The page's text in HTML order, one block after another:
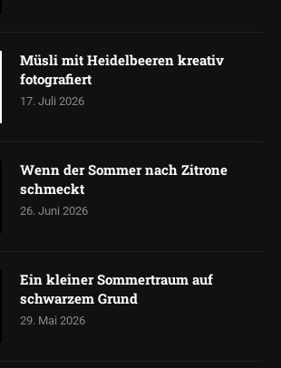
Müsli mit Heidelbeeren kreativ
fotografiert
17. Juli 2026
Wenn der Sommer nach Zitrone
schmeckt
26. Juni 2026
Ein kleiner Sommertraum auf
schwarzem Grund
29. Mai 2026